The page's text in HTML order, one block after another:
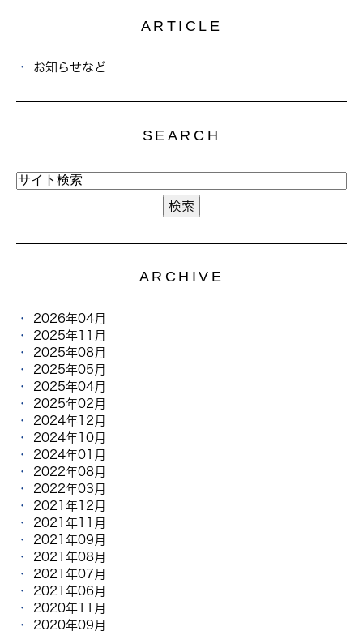
ARTICLE
お知らせなど
SEARCH
ARCHIVE
2026年04月
2025年11月
2025年08月
2025年05月
2025年04月
2025年02月
2024年12月
2024年10月
2024年01月
2022年08月
2022年03月
2021年12月
2021年11月
2021年09月
2021年08月
2021年07月
2021年06月
2020年11月
2020年09月